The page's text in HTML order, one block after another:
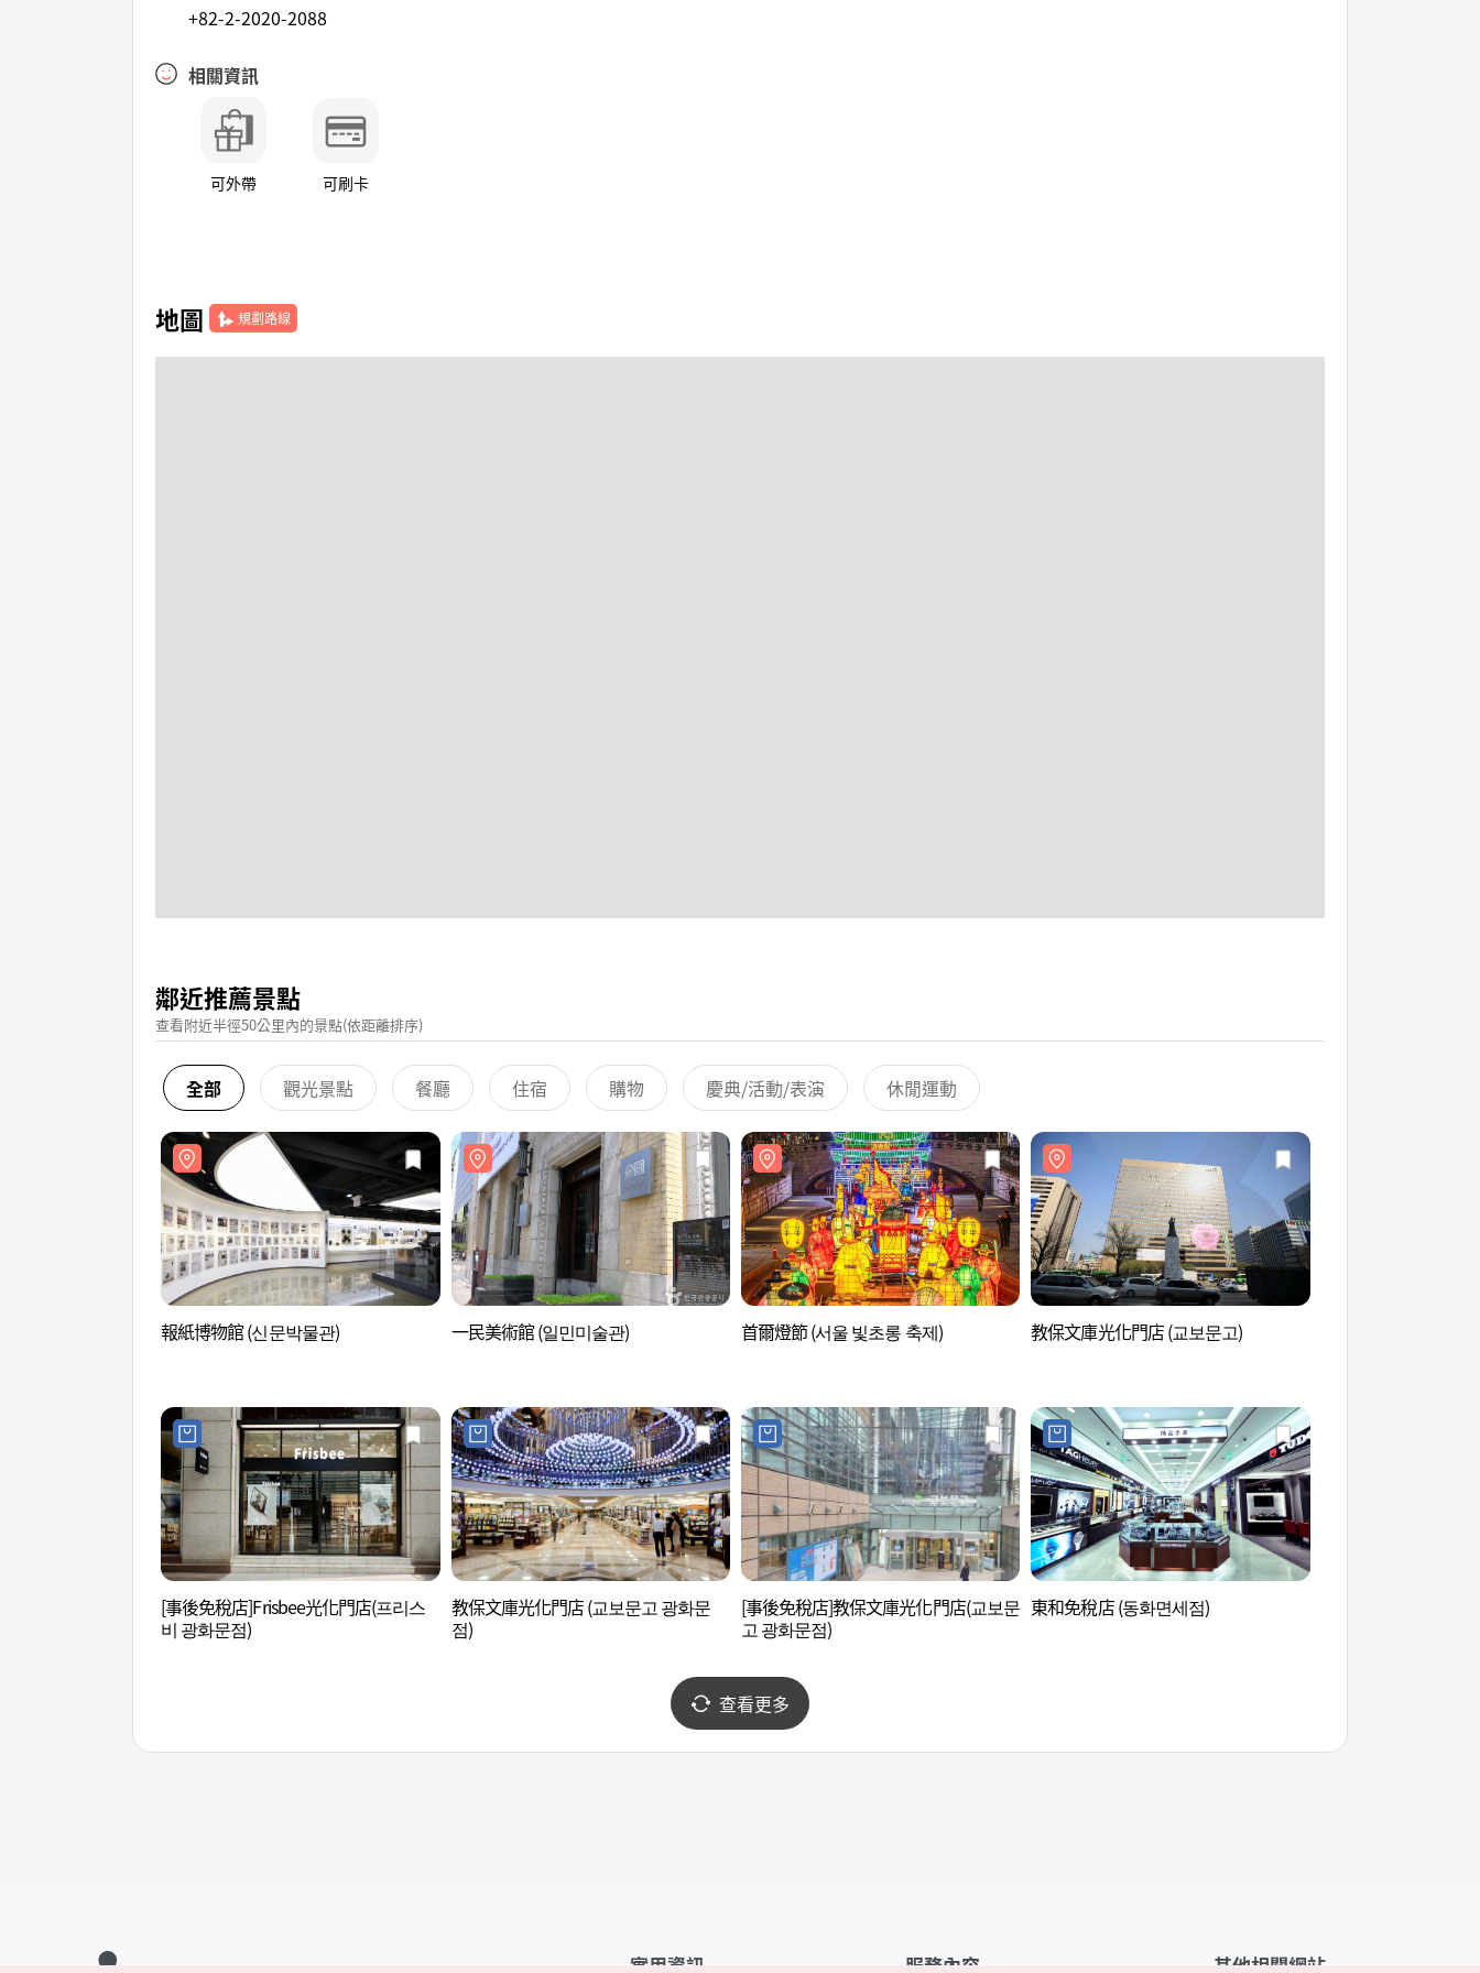
+82-2-2020-2088
相關資訊
可外帶 可刷卡
地圖 規劃路線
鄰近推薦景點
查看附近半徑50公里內的景點(依距離排序)
全部 觀光景點 餐廳 住宿 購物 慶典/活動/表演 休閒運動
報紙博物館 (신문박물관) 一民美術館 (일민미술관) 首爾燈節 (서울 빛초롱 축제) 教保文庫光化門店 (교보문고)
[事後免稅店]Frisbee光化門店(프리스
비 광화문점)
教保文庫光化門店 (교보문고 광화문
점)
[事後免稅店]教保文庫光化門店(교보문
고 광화문점)
東和免稅店 (동화면세점)
查看更多
實用資訊 服務內容 其他相關網站